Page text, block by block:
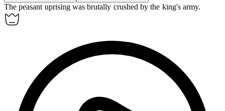
The peasant uprising was brutally crushed by the king's army.